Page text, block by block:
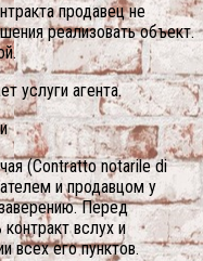
продавец не
реализовать объект.
услуги агента.
(Contratto notarile di
и продавцом у
Перед
вслух и
всех его пунктов.